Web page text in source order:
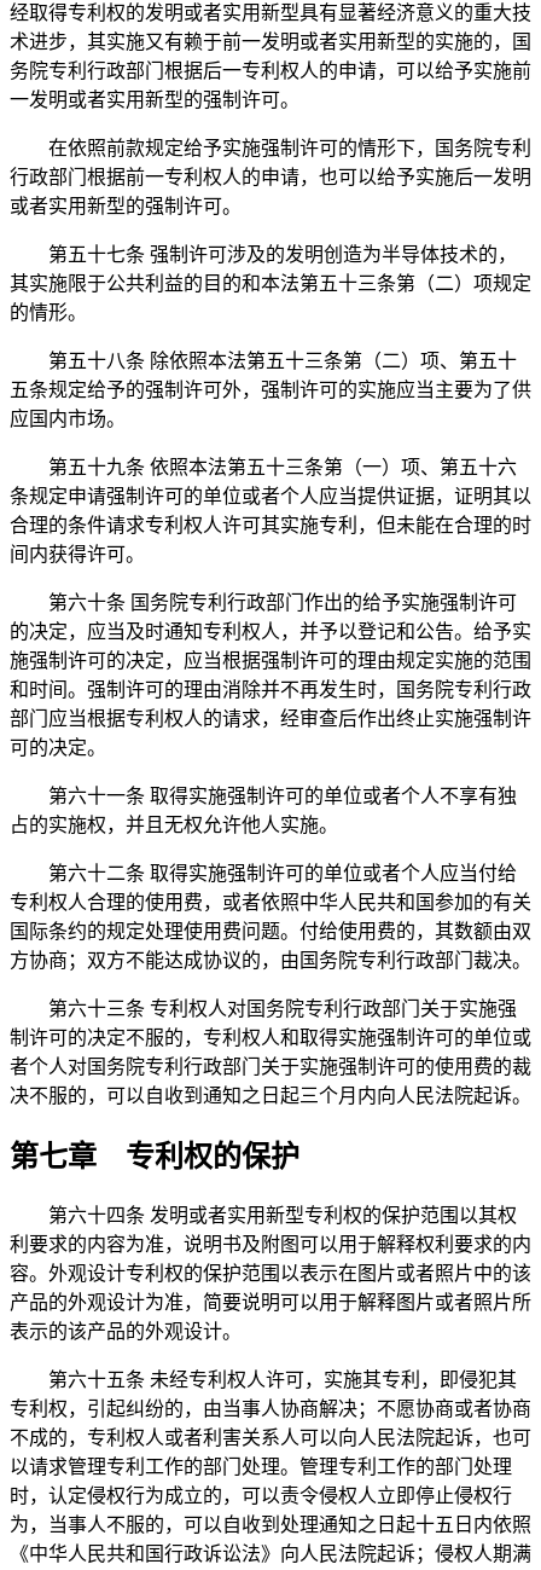
经取得专利权的发明或者实用新型具有显著经济意义的重大技
术进步，其实施又有赖于前一发明或者实用新型的实施的，国
务院专利行政部门根据后一专利权人的申请，可以给予实施前
一发明或者实用新型的强制许可。
在依照前款规定给予实施强制许可的情形下，国务院专利
行政部门根据前一专利权人的申请，也可以给予实施后一发明
或者实用新型的强制许可。
第五十七条 强制许可涉及的发明创造为半导体技术的，
其实施限于公共利益的目的和本法第五十三条第（二）项规定
的情形。
第五十八条 除依照本法第五十三条第（二）项、第五十
五条规定给予的强制许可外，强制许可的实施应当主要为了供
应国内市场。
第五十九条 依照本法第五十三条第（一）项、第五十六
条规定申请强制许可的单位或者个人应当提供证据，证明其以
合理的条件请求专利权人许可其实施专利，但未能在合理的时
间内获得许可。
第六十条 国务院专利行政部门作出的给予实施强制许可
的决定，应当及时通知专利权人，并予以登记和公告。给予实
施强制许可的决定，应当根据强制许可的理由规定实施的范围
和时间。强制许可的理由消除并不再发生时，国务院专利行政
部门应当根据专利权人的请求，经审查后作出终止实施强制许
可的决定。
第六十一条 取得实施强制许可的单位或者个人不享有独
占的实施权，并且无权允许他人实施。
第六十二条 取得实施强制许可的单位或者个人应当付给
专利权人合理的使用费，或者依照中华人民共和国参加的有关
国际条约的规定处理使用费问题。付给使用费的，其数额由双
方协商；双方不能达成协议的，由国务院专利行政部门裁决。
第六十三条 专利权人对国务院专利行政部门关于实施强
制许可的决定不服的，专利权人和取得实施强制许可的单位或
者个人对国务院专利行政部门关于实施强制许可的使用费的裁
决不服的，可以自收到通知之日起三个月内向人民法院起诉。
第七章 专利权的保护
第六十四条 发明或者实用新型专利权的保护范围以其权
利要求的内容为准，说明书及附图可以用于解释权利要求的内
容。外观设计专利权的保护范围以表示在图片或者照片中的该
产品的外观设计为准，简要说明可以用于解释图片或者照片所
表示的该产品的外观设计。
第六十五条 未经专利权人许可，实施其专利，即侵犯其
专利权，引起纠纷的，由当事人协商解决；不愿协商或者协商
不成的，专利权人或者利害关系人可以向人民法院起诉，也可
以请求管理专利工作的部门处理。管理专利工作的部门处理
时，认定侵权行为成立的，可以责令侵权人立即停止侵权行
为，当事人不服的，可以自收到处理通知之日起十五日内依照
《中华人民共和国行政诉讼法》向人民法院起诉；侵权人期满